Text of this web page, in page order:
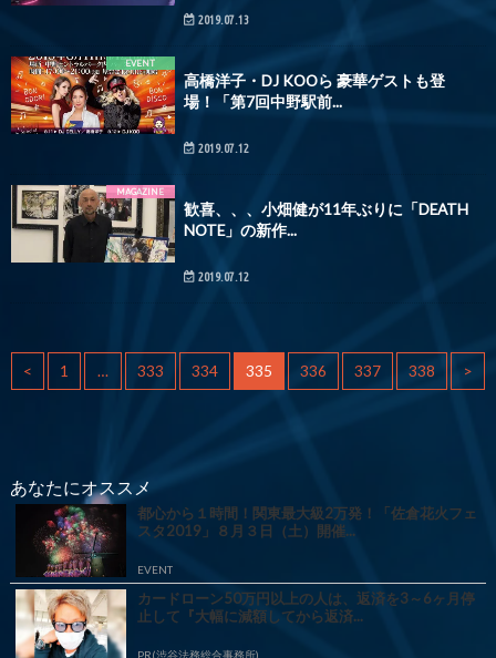
2019.07.13
EVENT
高橋洋子・DJ KOOら 豪華ゲストも登
場！「第7回中野駅前...
2019.07.12
MAGAZINE
歓喜、、、小畑健が11年ぶりに「DEATH
NOTE」の新作...
2019.07.12
< 1 … 333 334 335 336 337 338 >
あなたにオススメ
都心から１時間！関東最大級2万発！「佐倉花火フェ
スタ2019」８月３日（土）開催...
EVENT
カードローン50万円以上の人は、返済を3～6ヶ月停
止して『大幅に減額してから返済...
PR(渋谷法務総合事務所)